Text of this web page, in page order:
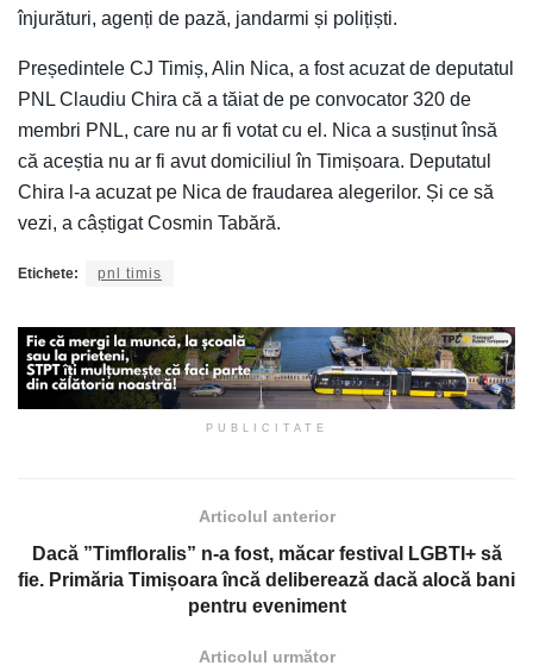
înjurături, agenți de pază, jandarmi și polițiști.
Președintele CJ Timiș, Alin Nica, a fost acuzat de deputatul
PNL Claudiu Chira că a tăiat de pe convocator 320 de
membri PNL, care nu ar fi votat cu el. Nica a susținut însă
că aceștia nu ar fi avut domiciliul în Timișoara. Deputatul
Chira l-a acuzat pe Nica de fraudarea alegerilor. Și ce să
vezi, a câștigat Cosmin Tabără.
Etichete: pnl timis
PUBLICITATE
Articolul anterior
Dacă ”Timfloralis” n-a fost, măcar festival LGBTI+ să
fie. Primăria Timișoara încă deliberează dacă alocă bani
pentru eveniment
Articolul următor